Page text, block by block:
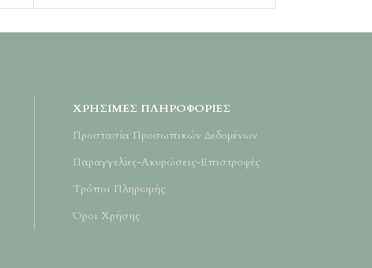
ΧΡΉΣΙΜΕΣ ΠΛΗΡΟΦΟΡΊΕΣ
Προστασία Προσωπικών Δεδομένων
Παραγγελίες-Ακυρώσεις-Επιστροφές
Τρόποι Πληρωμής
Όροι Χρήσης